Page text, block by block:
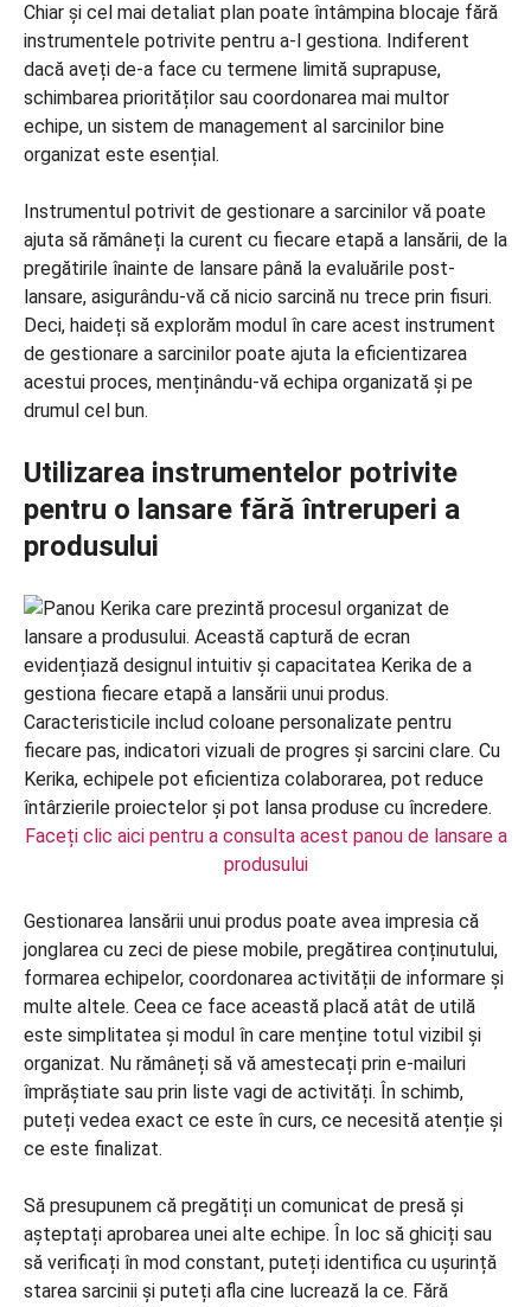
Chiar și cel mai detaliat plan poate întâmpina blocaje fără
instrumentele potrivite pentru a-l gestiona. Indiferent
dacă aveți de-a face cu termene limită suprapuse,
schimbarea priorităților sau coordonarea mai multor
echipe, un sistem de management al sarcinilor bine
organizat este esențial.
Instrumentul potrivit de gestionare a sarcinilor vă poate
ajuta să rămâneți la curent cu fiecare etapă a lansării, de la
pregătirile înainte de lansare până la evaluările post-
lansare, asigurându-vă că nicio sarcină nu trece prin fisuri.
Deci, haideți să explorăm modul în care acest instrument
de gestionare a sarcinilor poate ajuta la eficientizarea
acestui proces, menținându-vă echipa organizată și pe
drumul cel bun.
Utilizarea instrumentelor potrivite
pentru o lansare fără întreruperi a
produsului
Faceți clic aici pentru a consulta acest panou de lansare a
produsului
Gestionarea lansării unui produs poate avea impresia că
jonglarea cu zeci de piese mobile, pregătirea conținutului,
formarea echipelor, coordonarea activității de informare și
multe altele. Ceea ce face această placă atât de utilă
este simplitatea și modul în care menține totul vizibil și
organizat. Nu rămâneți să vă amestecați prin e-mailuri
împrăștiate sau prin liste vagi de activități. În schimb,
puteți vedea exact ce este în curs, ce necesită atenție și
ce este finalizat.
Să presupunem că pregătiți un comunicat de presă și
așteptați aprobarea unei alte echipe. În loc să ghiciți sau
să verificați în mod constant, puteți identifica cu ușurință
starea sarcinii și puteți afla cine lucrează la ce. Fără